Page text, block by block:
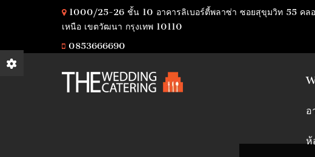
1000/25-26 ชั้น 10 อาคารลิเบอร์ตี้พลาซ่า ซอยสุขุมวิท 55 คล
เหนือ เขตวัฒนา กรุงเทพ 10110
0853666690
อ
ห้